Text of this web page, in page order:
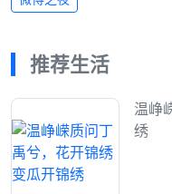
推荐生活
温峥
绣